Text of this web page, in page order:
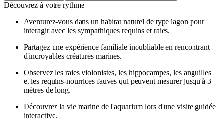
Découvrez à votre rythme
Aventurez-vous dans un habitat naturel de type lagon pour
interagir avec les sympathiques requins et raies.
Partagez une expérience familiale inoubliable en rencontrant
d'incroyables créatures marines.
Observez les raies violonistes, les hippocampes, les anguilles
et les requins-nourrices fauves qui peuvent mesurer jusqu'à 3
mètres de long.
Découvrez la vie marine de l'aquarium lors d'une visite guidée
interactive.